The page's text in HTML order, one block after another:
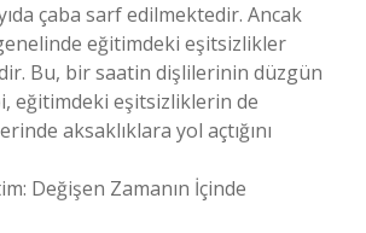
çaba sarf edilmektedir. Ancak
eğitimdeki eşitsizlikler
Bu, bir saatin dişlilerinin düzgün
eğitimdeki eşitsizliklerin de
aksaklıklara yol açtığını
Değişen Zamanın İçinde